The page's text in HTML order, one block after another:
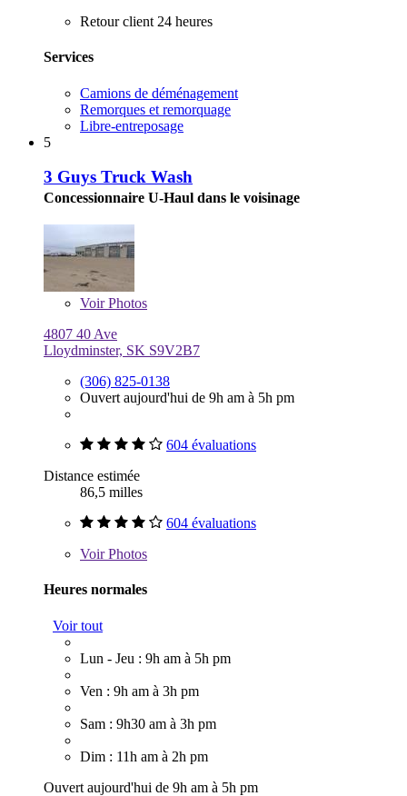
Retour client 24 heures
Services
Camions de déménagement
Remorques et remorquage
Libre-entreposage
5
3 Guys Truck Wash
Concessionnaire U-Haul dans le voisinage
VoirPhotos
4807 40 Ave
Lloydminster, SK S9V2B7
(306) 825-0138
Ouvert aujourd'hui de 9h am à 5h pm
604 évaluations
Distance estimée
86,5 milles
604 évaluations
VoirPhotos
Heures normales
Voir tout
Lun - Jeu : 9h am à 5h pm
Ven : 9h am à 3h pm
Sam : 9h30 am à 3h pm
Dim : 11h am à 2h pm
Ouvert aujourd'hui de 9h am à 5h pm